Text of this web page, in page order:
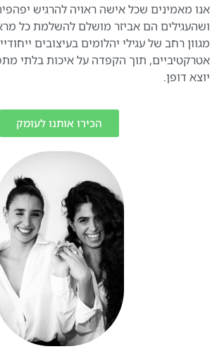
אנו מאמינים שכל אישה ראויה להרגיש
ושהעגילים הם אביזר מושלם להשלמת כל
מגוון רחב של עגילי יהלומים בעיצובים
אטרקטיביים, תוך הקפדה על איכות בלתי
יוצא דופן.
הכירו אותנו לעומק